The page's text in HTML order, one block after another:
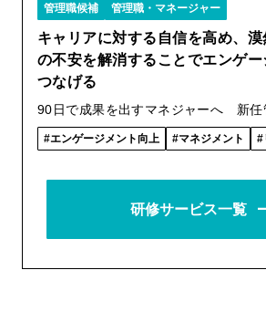
管理職候補 管理職・マネージャー
キャリアに対する自信を高め、
の不安を解消することでエンゲ
つなげる
90日で成果を出すマネジャーへ 新任
エンゲージメント向上 マネジメント
研修サービス一覧